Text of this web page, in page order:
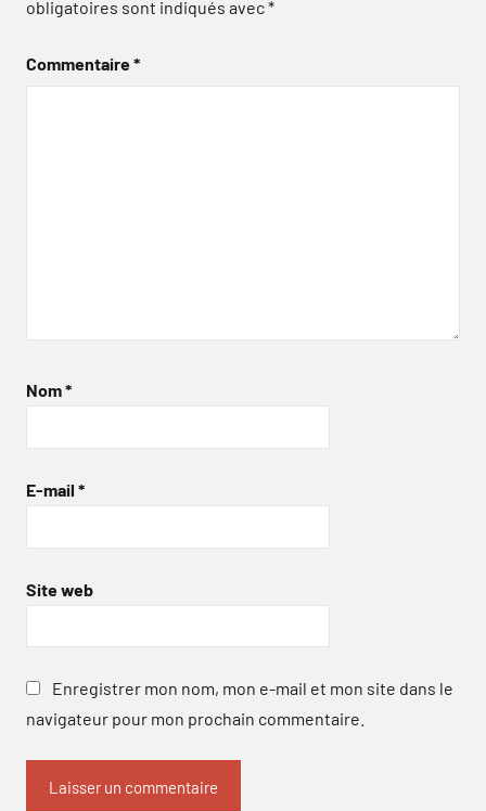
obligatoires sont indiqués avec*
Commentaire*
Nom*
E-mail *
Site web
Enregistrer mon nom, mon e-mail et mon site dans le
navigateur pour mon prochain commentaire.